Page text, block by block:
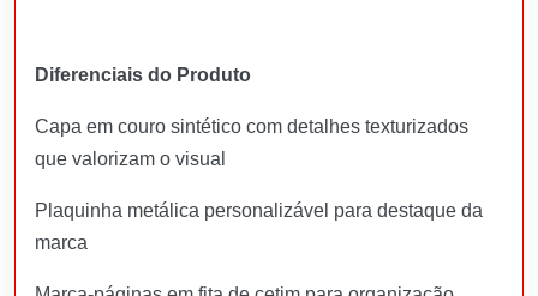
Diferenciais do Produto
Capa em couro sintético com detalhes texturizados
que valorizam o visual
Plaquinha metálica personalizável para destaque da
marca